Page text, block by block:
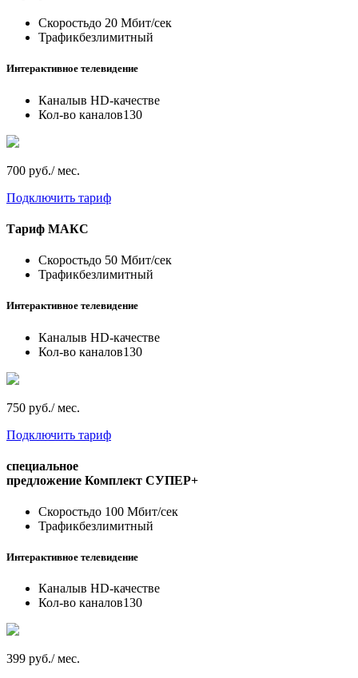
Скоростьдо 20 Мбит/сек
Трафикбезлимитный
Интерактивное телевидение
Каналыв HD-качестве
Кол-во каналов130
700 руб./ мес.
Подключить тариф
Тариф МАКС
Скоростьдо 50 Мбит/сек
Трафикбезлимитный
Интерактивное телевидение
Каналыв HD-качестве
Кол-во каналов130
750 руб./ мес.
Подключить тариф
специальное
предложение Комплект СУПЕР+
Скоростьдо 100 Мбит/сек
Трафикбезлимитный
Интерактивное телевидение
Каналыв HD-качестве
Кол-во каналов130
399 руб./ мес.